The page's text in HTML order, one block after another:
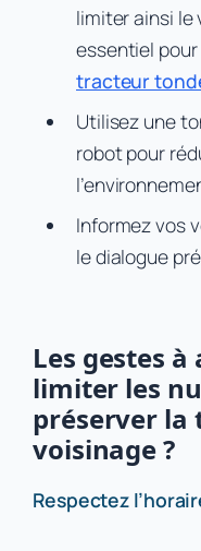
limiter ainsi le
essentiel
tracteur
Utilisez une
robot pour
Informez vos
le dialogue
Les gestes
limiter les
préserver
voisinage ?
Respectez